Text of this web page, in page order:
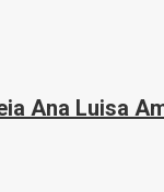
Ana Luisa